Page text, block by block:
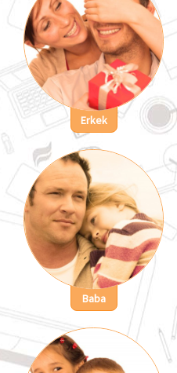
Erkek
Baba